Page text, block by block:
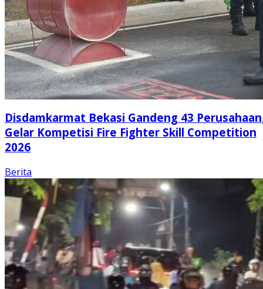
Disdamkarmat Bekasi Gandeng 43
Gelar Kompetisi Fire Fighter Skill Competition
2026
Berita